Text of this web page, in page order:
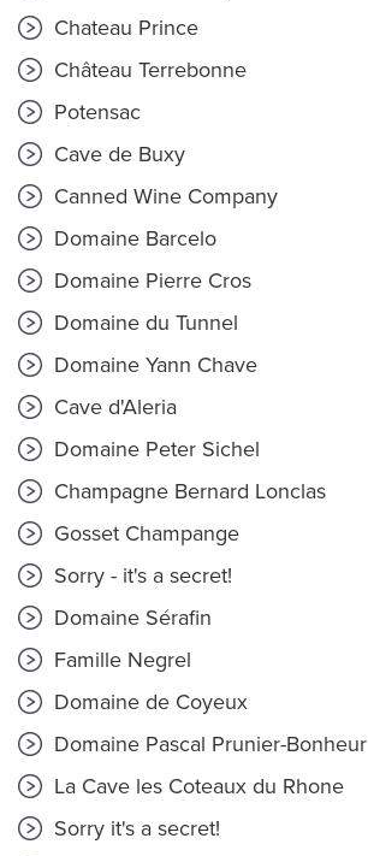
Chateau Prince
Château Terrebonne
Potensac
Cave de Buxy
Canned Wine Company
Domaine Barcelo
Domaine Pierre Cros
Domaine du Tunnel
Domaine Yann Chave
Cave d'Aleria
Domaine Peter Sichel
Champagne Bernard Lonclas
Gosset Champange
Sorry - it's a secret!
Domaine Sérafin
Famille Negrel
Domaine de Coyeux
Domaine Pascal Prunier-Bonheur
La Cave les Coteaux du Rhone
Sorry it's a secret!